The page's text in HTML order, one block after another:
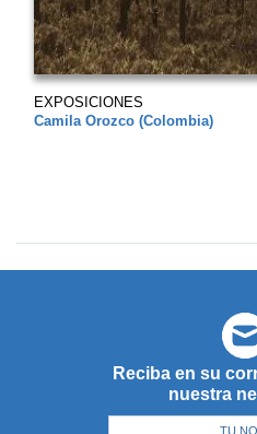
EXPOSICIONES
Camila Orozco (Colombia)
Reciba en su
nuestra